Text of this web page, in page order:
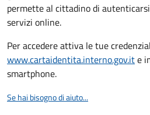
permette al cittadino di
servizi online.
Per accedere attiva le tue
www.cartaidentita.interno.gov.ite
smartphone.
Se hai bisogno di aiuto...